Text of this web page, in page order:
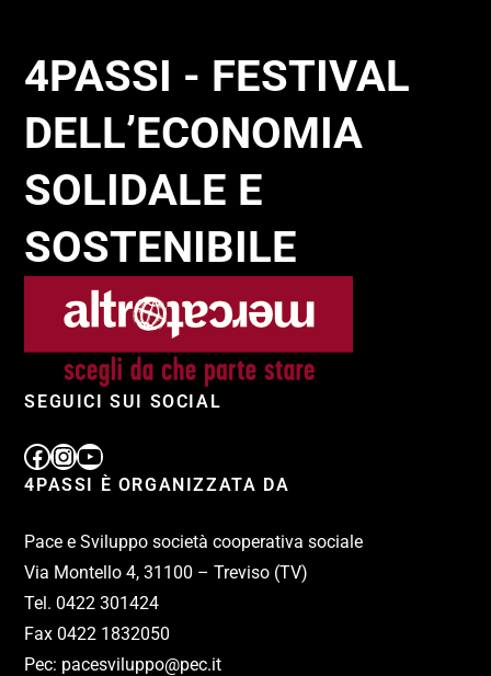
4PASSI - FESTIVAL
DELL’ECONOMIA
SOLIDALE E
SOSTENIBILE
SEGUICI SUI SOCIAL
4PASSI È ORGANIZZATA DA
Pace e Sviluppo società cooperativa sociale
Via Montello 4, 31100 – Treviso (TV)
Tel. 0422 301424
Fax 0422 1832050
Pec: pacesviluppo@pec.it